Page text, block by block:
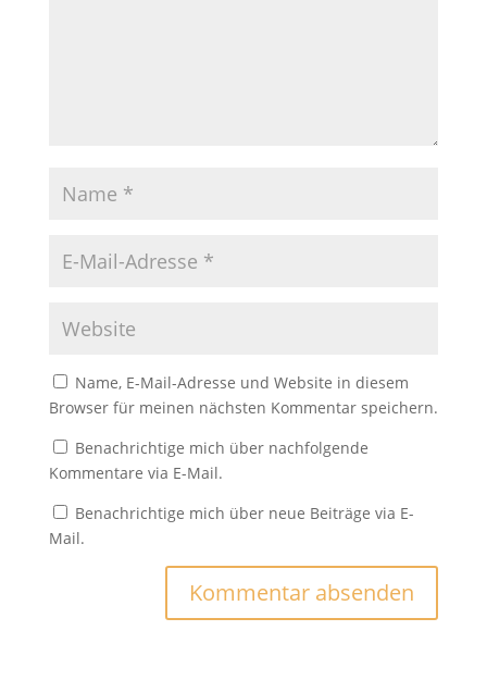
Name, E-Mail-Adresse und Website in diesem
Browser für meinen nächsten Kommentar speichern.
Benachrichtige mich über nachfolgende
Kommentare via E-Mail.
Benachrichtige mich über neue Beiträge via E-
Mail.